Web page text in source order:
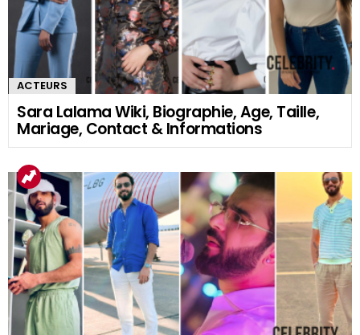
ACTEURS
Sara Lalama Wiki, Biographie, Age, Taille,
Mariage, Contact & Informations